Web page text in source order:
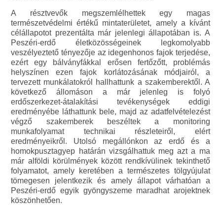
A résztvevők megszemlélhettek egy magas
természetvédelmi értékű mintaterületet, amely a kívánt
célállapotot prezentálta már jelenlegi állapotában is. A
Peszéri-erdő életközösségeinek legkomolyabb
veszélyeztető tényezője az idegenhonos fajok terjedése,
ezért egy bálványfákkal erősen fertőzőtt, problémás
helyszínen ezen fajok korlátozásának módjairól, a
tervezett munkálatokról hallhattunk a szakemberektől. A
következő állomáson a már jelenleg is folyó
erdőszerkezet-átalakítási tevékenységek eddigi
eredményébe láthattunk bele, majd az adatfelvételezést
végző szakemberek beszéltek a monitoring
munkafolyamat technikai részleteiről, elért
eredményeikről. Utolsó megállónkon az erdő és a
homokpusztagyep határán vizsgálhattuk meg azt a ma
már alföldi körülmények között rendkívülinek tekinthető
folyamatot, amely keretében a természetes tölgyújulat
tömegesen jelentkezik és amely állapot várhatóan a
Peszéri-erdő egyik gyöngyszeme maradhat arojektnek
köszönhetően.